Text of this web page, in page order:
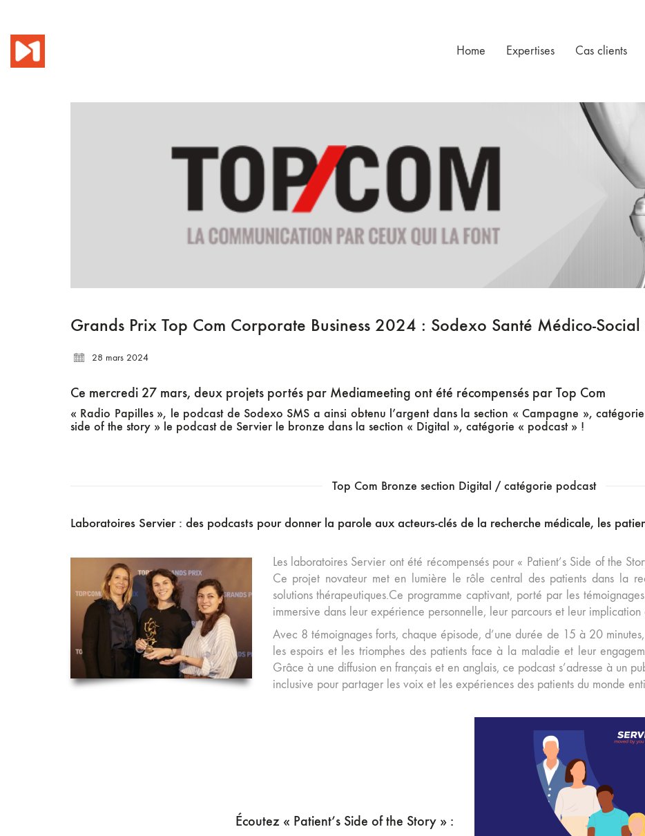
Home Expertises Cas clients
Grands Prix Top Com Corporate Business 2024 : Sodexo Santé Médico-
28 mars 2024
Ce mercredi 27 mars, deux projets portés par Mediameeting ont été récompensés par Top Com
« Radio Papilles », le podcast de Sodexo SMS a ainsi obtenu l’argent dans la section « Campagne »,
side of the story » le podcast de Servier le bronze dans la section « Digital », catégorie « podcast » !
Top Com Bronze section Digital / catégorie podcast
Laboratoires Servier : des podcasts pour donner la parole aux acteurs-clés de la recherche médicale, les
Les laboratoires Servier ont été récompensés pour « Patient’s Side of the
Ce projet novateur met en lumière le rôle central des patients dans la
solutions thérapeutiques.Ce programme captivant, porté par les
immersive dans leur expérience personnelle, leur parcours et leur
Avec 8 témoignages forts, chaque épisode, d’une durée de 15 à 20
les espoirs et les triomphes des patients face à la maladie et leur
Grâce à une diffusion en français et en anglais, ce podcast s’adresse à un
inclusive pour partager les voix et les expériences des patients du monde
Écoutez « Patient’s Side of the Story » :